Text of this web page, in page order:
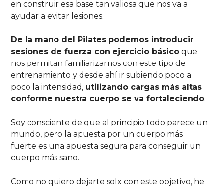
en construir esa base tan valiosa que nos va a
ayudar a evitar lesiones.
De la mano del Pilates podemos introducir
sesiones de fuerza con ejercicio básico que
nos permitan familiarizarnos con este tipo de
entrenamiento y desde ahí ir subiendo poco a
poco la intensidad, utilizando cargas más altas
conforme nuestra cuerpo se va fortaleciendo.
Soy consciente de que al principio todo parece un
mundo, pero la apuesta por un cuerpo más
fuerte es una apuesta segura para conseguir un
cuerpo más sano.
Como no quiero dejarte solx con este objetivo, he